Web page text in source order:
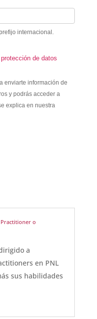
internacional.
de datos
enviarte información de
y podrás acceder a
explica en nuestra
o
a
en PNL
sus habilidades